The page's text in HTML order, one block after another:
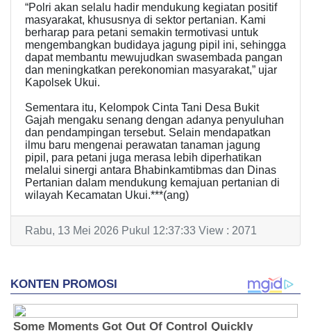
“Polri akan selalu hadir mendukung kegiatan positif
masyarakat, khususnya di sektor pertanian. Kami
berharap para petani semakin termotivasi untuk
mengembangkan budidaya jagung pipil ini, sehingga
dapat membantu mewujudkan swasembada pangan
dan meningkatkan perekonomian masyarakat,” ujar
Kapolsek Ukui.
Sementara itu, Kelompok Cinta Tani Desa Bukit
Gajah mengaku senang dengan adanya penyuluhan
dan pendampingan tersebut. Selain mendapatkan
ilmu baru mengenai perawatan tanaman jagung
pipil, para petani juga merasa lebih diperhatikan
melalui sinergi antara Bhabinkamtibmas dan Dinas
Pertanian dalam mendukung kemajuan pertanian di
wilayah Kecamatan Ukui.***(ang)
Rabu, 13 Mei 2026 Pukul 12:37:33 View : 2071